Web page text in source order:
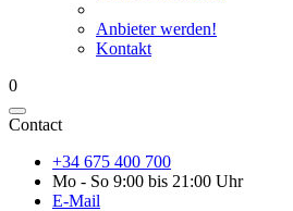
Anbieter werden!
Kontakt
0
Contact
+34 675 400 700
Mo - So 9:00 bis 21:00 Uhr
E-Mail